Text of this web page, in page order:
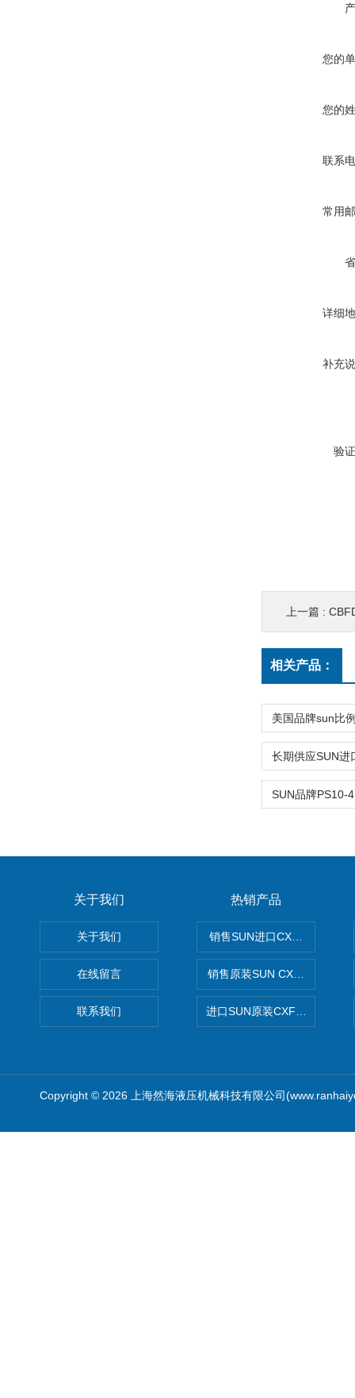
您的
您的
联系
常用
详细
补充
验
上一篇 :
相关产品：
关于我们
关于我们
在线留言
联系我们
热销产品
销售SUN进口CXGDXCN插
销售原装SUN CXJAXCN全
进口SUN原装CXFAXCN导压
Copyright © 2026 上海然海液压机械科技有限公司